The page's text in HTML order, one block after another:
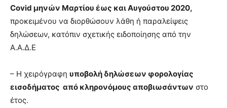
Covid μηνών Μαρτίου έως και Αυγούστου 2020,
προκειμένου να διορθώσουν λάθη ή παραλείψεις
δηλώσεων, κατόπιν σχετικής ειδοποίησης από την
Α.Α.Δ.Ε
– H χειρόγραφη υποβολή δηλώσεων φορολογίας
εισοδήματος από κληρονόμους αποβιωσάντων στο
έτος.